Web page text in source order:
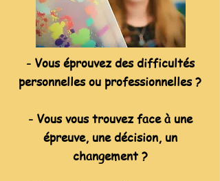
- Vous éprouvez des difficultés
personnelles ou professionnelles ?
- Vous vous trouvez face à une
épreuve, une décision, un
changement ?